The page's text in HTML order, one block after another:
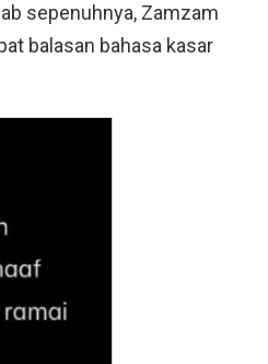
sepenuhnya, Zamzam
balasan bahasa kasar